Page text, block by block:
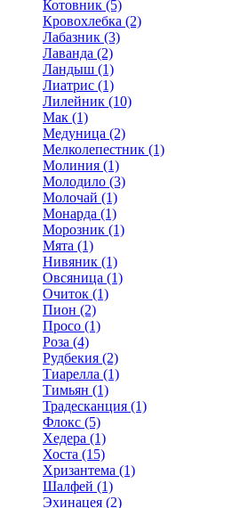
Котовник (5)
Кровохлебка (2)
Лабазник (3)
Лаванда (2)
Ландыш (1)
Лиатрис (1)
Лилейник (10)
Мак (1)
Медуница (2)
Мелколепестник (1)
Молиния (1)
Молодило (3)
Молочай (1)
Монарда (1)
Морозник (1)
Мята (1)
Нивяник (1)
Овсяница (1)
Очиток (1)
Пион (2)
Просо (1)
Роза (4)
Рудбекия (2)
Тиарелла (1)
Тимьян (1)
Традесканция (1)
Флокс (5)
Хедера (1)
Хоста (15)
Хризантема (1)
Шалфей (1)
Эхинацея (2)